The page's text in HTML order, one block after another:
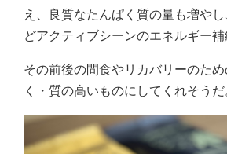
え、良質なたんぱく質の量も増や
どアクティブシーンのエネルギー補
その前後の間食やリカバリーのた
く・質の高いものにしてくれそうだ